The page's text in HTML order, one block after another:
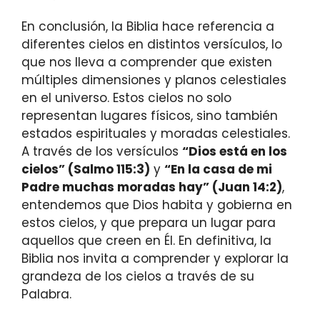
En conclusión, la Biblia hace referencia a
diferentes cielos en distintos versículos, lo
que nos lleva a comprender que existen
múltiples dimensiones y planos celestiales
en el universo. Estos cielos no solo
representan lugares físicos, sino también
estados espirituales y moradas celestiales.
A través de los versículos “Dios está en los
cielos” (Salmo 115:3) y “En la casa de mi
Padre muchas moradas hay” (Juan 14:2),
entendemos que Dios habita y gobierna en
estos cielos, y que prepara un lugar para
aquellos que creen en Él. En definitiva, la
Biblia nos invita a comprender y explorar la
grandeza de los cielos a través de su
Palabra.